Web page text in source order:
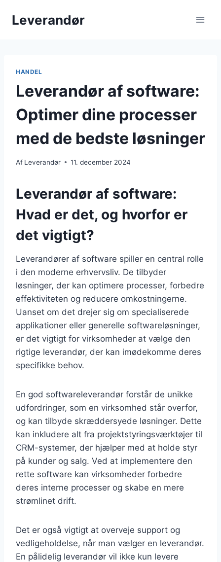
Leverandør
HANDEL
Leverandør af software:
Optimer dine processer
med de bedste løsninger
Af Leverandør 11. december 2024
Leverandør af software:
Hvad er det, og hvorfor er
det vigtigt?
Leverandører af software spiller en central rolle
i den moderne erhvervsliv. De tilbyder
løsninger, der kan optimere processer, forbedre
effektiviteten og reducere omkostningerne.
Uanset om det drejer sig om specialiserede
applikationer eller generelle softwareløsninger,
er det vigtigt for virksomheder at vælge den
rigtige leverandør, der kan imødekomme deres
specifikke behov.
En god softwareleverandør forstår de unikke
udfordringer, som en virksomhed står overfor,
og kan tilbyde skræddersyede løsninger. Dette
kan inkludere alt fra projektstyringsværktøjer til
CRM-systemer, der hjælper med at holde styr
på kunder og salg. Ved at implementere den
rette software kan virksomheder forbedre
deres interne processer og skabe en mere
strømlinet drift.
Det er også vigtigt at overveje support og
vedligeholdelse, når man vælger en leverandør.
En pålidelig leverandør vil ikke kun levere